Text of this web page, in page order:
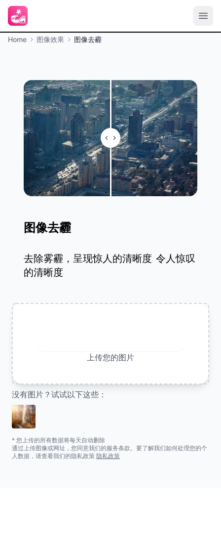
Home 图像效果 图像去霾
图像去霾
去除雾霾，呈现惊人的清晰度 令人惊叹
的清晰度
上传您的图片
没有图片？试试以下这些：
* 您上传的所有数据将每天自动删除
通过上传图像或网址，您同意我们的服务条款。要了解我们如何处理您的个
人数据，请查看我们的隐私政策 隐私政策